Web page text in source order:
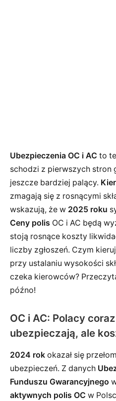
Ubezpieczenia OC i AC to
schodzi z pierwszych stron
jeszcze bardziej palący.
zmagają się z rosnącymi
wskazują, że w 2025 roku
Ceny polis OC i AC będą
stoją rosnące koszty
liczby zgłoszeń. Czym
przy ustalaniu wysokości
czeka kierowców?
późno!
OC i AC: Polacy
ubezpieczają, ale
2024 rok okazał się
ubezpieczeń. Z danych
Funduszu Gwarancyjnego
aktywnych polis OC w